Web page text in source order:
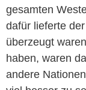
gesamten
dafür lieferte
überzeugt
haben, waren
andere